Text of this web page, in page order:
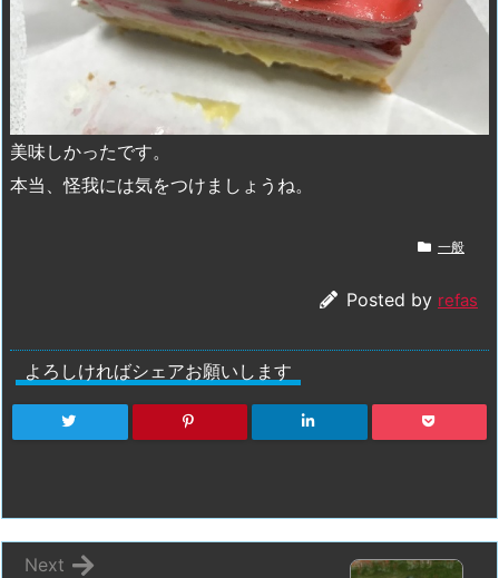
美味しかったです。
本当、怪我には気をつけましょうね。
一般
Posted by refas
よろしければシェアお願いします
Next